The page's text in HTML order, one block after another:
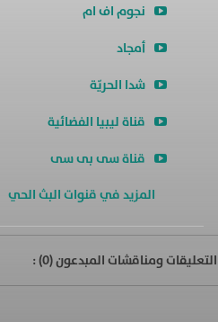
نجوم اف ام
أمجاد
شدا الحريّة
قناة ليبيا الفضائية
قناة سى بى سى
المزيد في قنوات البث الحي
ومناقشات المبدعون (0
) :